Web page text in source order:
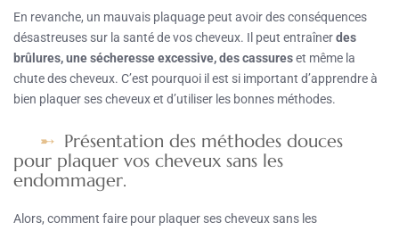
En revanche, un mauvais plaquage peut avoir des conséquences
désastreuses sur la santé de vos cheveux. Il peut entraînerdes
brûlures, une sécheresse excessive, des cassureset même la
chute des cheveux. C’est pourquoi il est si important d’apprendre à
bien plaquer ses cheveux et d’utiliser les bonnes méthodes.
Présentation des méthodes douces
pour plaquer vos cheveux sans les
endommager.
Alors, comment faire pour plaquer ses cheveux sans les